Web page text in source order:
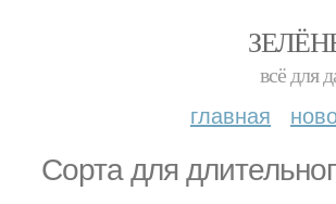
всё для
главная
Сорта для